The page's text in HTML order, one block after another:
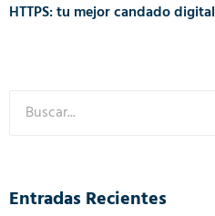
HTTPS: tu mejor candado digital
Entradas Recientes